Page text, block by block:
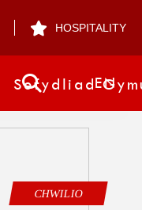
HOSPITALITY
SefydliadEN
CHWILIO